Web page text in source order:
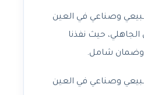
وصناعي في العين
حيث نفذنا
وضمان شامل.
وصناعي في العين